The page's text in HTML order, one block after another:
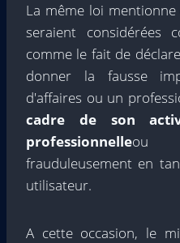
La même loi
seraient considérées
comme le fait de
donner la fausse
d'affaires ou un
cadre de son
professionnelleou
frauduleusement en
utilisateur.
A cette occasion, le